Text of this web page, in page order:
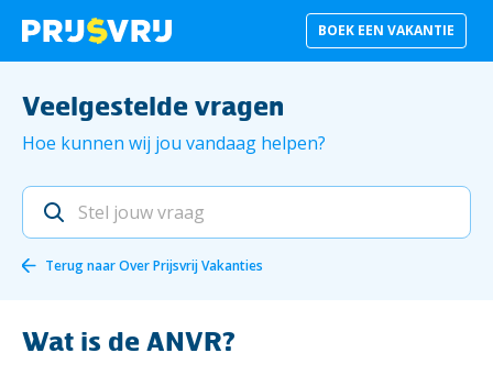
BOEK EEN VAKANTIE
Veelgestelde vragen
Hoe kunnen wij jou vandaag helpen?
Terug naarOver Prijsvrij Vakanties
Wat is de ANVR?